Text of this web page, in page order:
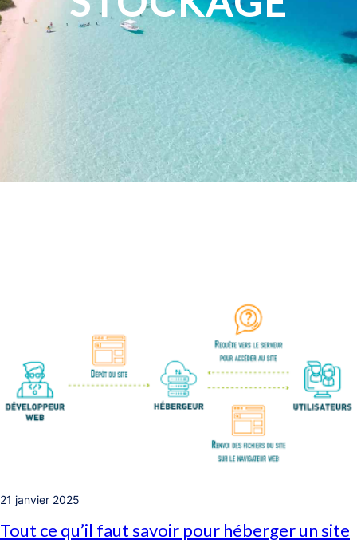
21 janvier 2025
Tout ce qu’il faut savoir pour héberger un site